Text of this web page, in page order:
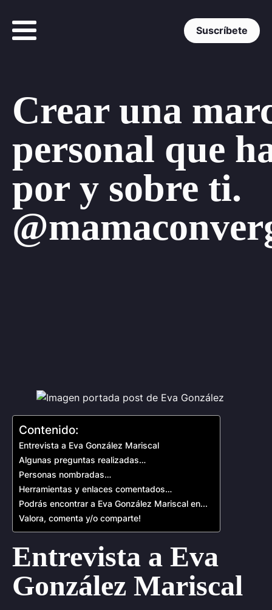
Suscríbete
Crear una
personal que
por y sobre ti.
Contenido:
Entrevista a Eva González Mariscal
Algunas preguntas realizadas…
Personas nombradas…
Herramientas y enlaces comentados…
Podrás encontrar a Eva González Mariscal en...
Valora, comenta y/o comparte!
Entrevista a Eva
González Mariscal